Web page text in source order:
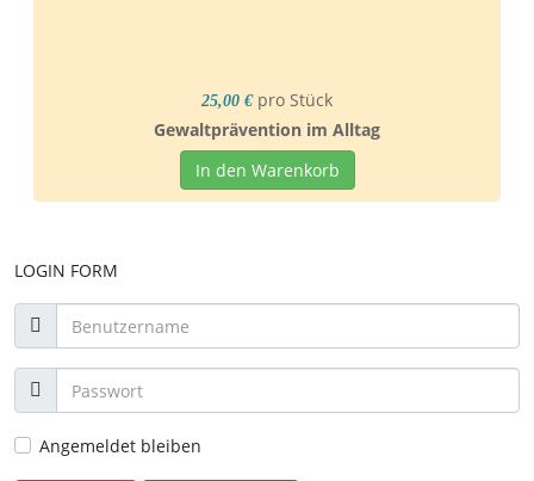
25,00 € pro Stück
Gewaltprävention im Alltag
In den Warenkorb
LOGIN FORM
Angemeldet bleiben